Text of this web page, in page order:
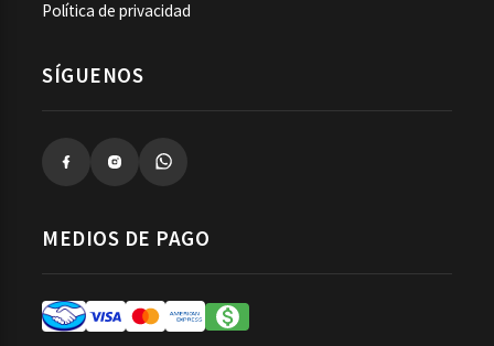
Política de privacidad
SÍGUENOS
MEDIOS DE PAGO